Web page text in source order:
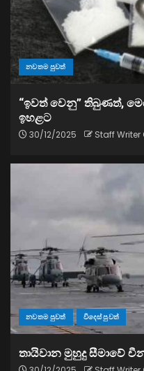
නවතම පුවත්
“ඉවත් වෙනු” තිබුණත්,
ඉහළට
30/12/2025 Staff
නවතම පුවත් විදෙස් පුවත්
තායිවාන මුහුදු සීමාවේ